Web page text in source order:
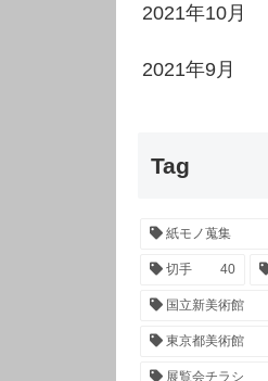
2021年10月
2021年9月
Tag
紙モノ蒐集
切手 40
国立新美術館
東京都美術館
展覧会チラシ